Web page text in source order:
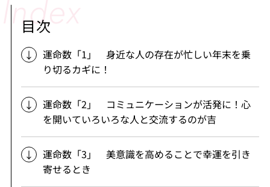
目次
運命数「1」 身近な人の存在が忙しい年末を乗
り切るカギに！
運命数「2」 コミュニケーションが活発に！心
を開いていろいろな人と交流するのが吉
運命数「3」 美意識を高めることで幸運を引き
寄せるとき